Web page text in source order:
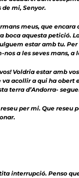
de mi, Senyor.
meus, que
boca aquesta petició.
estar amb tu.
a les seves mans, a
Voldria estar amb
acollir a qui ha obert
terra d’Andorra-
per mi. Que
interrupció. Penso